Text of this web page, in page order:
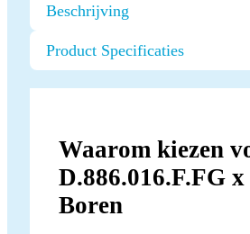
Beschrijving
Product Specificaties
Waarom kiezen
D.886.016.F.FG x
Boren